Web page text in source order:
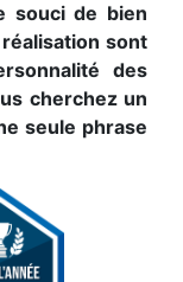
souci de bien
sont
des
cherchez un
seule phrase